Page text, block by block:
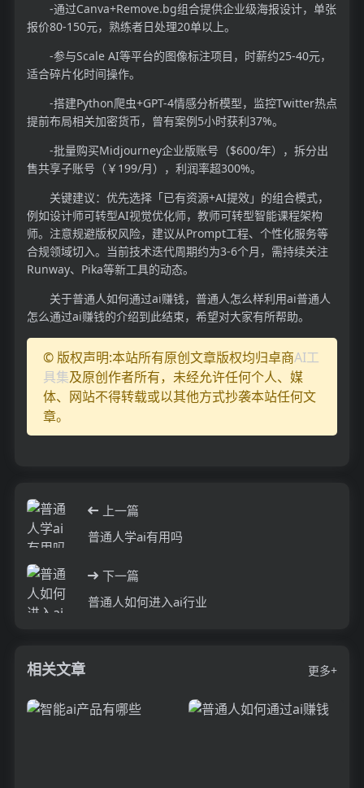
-通过Canva+Remove.bg组合提供企业级海报设计，单张
报价80-150元，熟练者日处理20单以上。
-参与Scale AI等平台的图像标注项目，时薪约25-40元，
适合碎片化时间操作。
-搭建Python爬虫+GPT-4情感分析模型，监控Twitter热点
提前布局相关加密货币，曾有案例5小时获利37%。
-批量购买Midjourney企业版账号（$600/年），拆分出
售共享子账号（￥199/月），利润率超300%。
关键建议：优先选择「已有资源+AI提效」的组合模式，
例如设计师可转型AI视觉优化师，教师可转型智能课程架构
师。注意规避版权风险，建议从Prompt工程、个性化服务等
合规领域切入。当前技术迭代周期约为3-6个月，需持续关注
Runway、Pika等新工具的动态。
关于普通人如何通过ai赚钱，普通人怎么样利用ai普通人
怎么通过ai赚钱的介绍到此结束，希望对大家有所帮助。
© 版权声明:本站所有原创文章版权均归卓商AI工
具集及原创作者所有，未经允许任何个人、媒
体、网站不得转载或以其他方式抄袭本站任何文
章。
上一篇
普通人学ai有用吗
下一篇
普通人如何进入ai行业
相关文章 更多+